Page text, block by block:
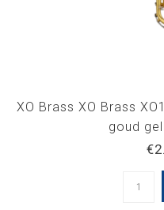
XO Brass XO Brass
goud